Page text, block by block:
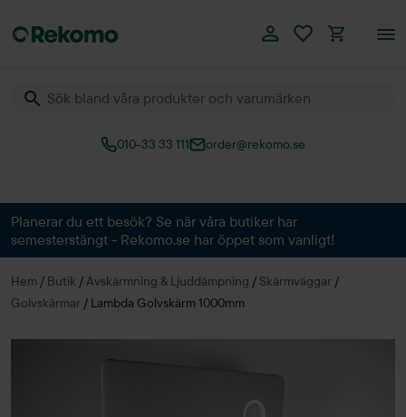
010-33 33 111 order@rekomo.se
Planerar du ett besök? Se när våra butiker har
semesterstängt - Rekomo.se har öppet som vanligt!
Hem / Butik /Avskärmning & Ljuddämpning / Skärmväggar /
Golvskärmar / Lambda Golvskärm 1000mm